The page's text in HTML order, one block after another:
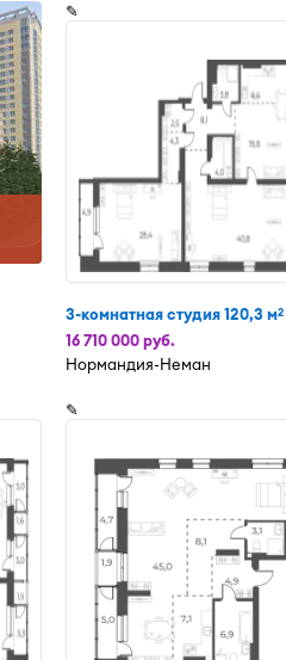
✎
3-комнатная студия 120,3 м2
16 710 000 руб.
Нормандия-Неман
✎